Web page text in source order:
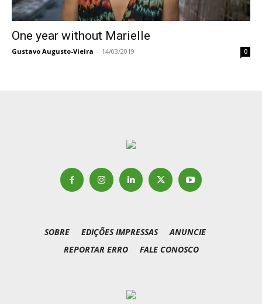
One year without Marielle
Gustavo Augusto-Vieira - 14/03/2019 0
SOBRE EDIÇÕES IMPRESSAS
ANUNCIE
REPORTAR ERRO
FALE CONOSCO